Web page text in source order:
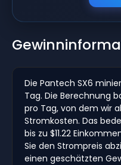
Die Pantech SX6
Tag. Die Berechnung
pro Tag, von dem wir
Stromkosten. Das
bis zu $11.22
Sie den Strompreis
einen geschätzten